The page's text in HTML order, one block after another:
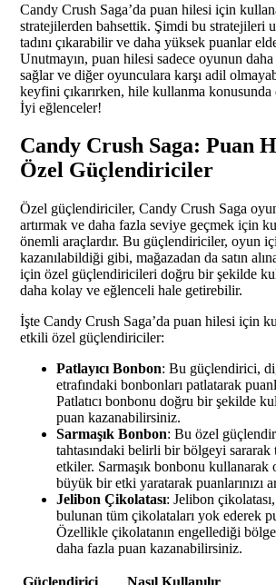
Candy Crush Saga’da puan hilesi için
stratejilerden bahsettik. Şimdi bu stratejileri
tadını çıkarabilir ve daha yüksek puanlar
Unutmayın, puan hilesi sadece oyunun daha
sağlar ve diğer oyunculara karşı adil
keyfini çıkarırken, hile kullanma konusunda
İyi eğlenceler!
Candy Crush Saga: Puan
Özel Güçlendiriciler
Özel güçlendiriciler, Candy Crush Saga
artırmak ve daha fazla seviye geçmek için
önemli araçlardır. Bu güçlendiriciler, oyun
kazanılabildiği gibi, mağazadan da satın
için özel güçlendiricileri doğru bir şekilde
daha kolay ve eğlenceli hale getirebilir.
İşte Candy Crush Saga’da puan hilesi için
etkili özel güçlendiriciler:
Patlayıcı Bonbon: Bu güçlendirici,
etrafındaki bonbonları patlatarak
Patlatıcı bonbonu doğru bir şekilde
puan kazanabilirsiniz.
Sarmaşık Bonbon: Bu özel
tahtasındaki belirli bir bölgeyi sararak
etkiler. Sarmaşık bonbonu kullanarak
büyük bir etki yaratarak puanlarınızı
Jelibon Çikolatası: Jelibon
bulunan tüm çikolataları yok ederek
Özellikle çikolatanın engellediği
daha fazla puan kazanabilirsiniz.